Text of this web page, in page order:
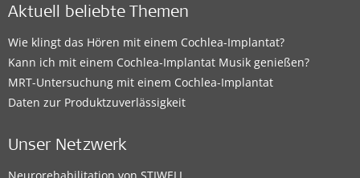
Aktuell beliebte Themen
Wie klingt das Hören mit einem Cochlea-Implantat?
Kann ich mit einem Cochlea-Implantat Musik genießen?
MRT-Untersuchung mit einem Cochlea-Implantat
Daten zur Produktzuverlässigkeit
Unser Netzwerk